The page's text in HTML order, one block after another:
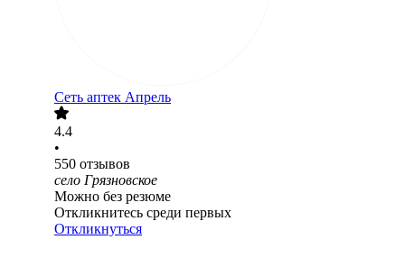
Сеть аптек Апрель
4.4
•
550 отзывов
село Грязновское
Можно без резюме
Откликнитесь среди первых
Откликнуться